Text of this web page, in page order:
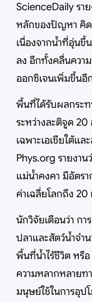
ScienceDaily รา
หลักของปัญหา คิ
เนื่องจากน้ำที่อุ่นขึ้
ลง อีกทั้งคลื่นควา
ออกซิเจนเพิ่มขึ้นอี
พื้นที่ได้รับผลกระ
ระหว่างละติจูด 20
เฉพาะเอเชียใต้แ
Phys.org รายงาน
แม่น้ำคงคา มีอัตร
ค่าเฉลี่ยโลกถึง 20
นักวิจัยเตือนว่า กา
ปลาและสัตว์น้ำจำ
พื้นที่น้ำไร้ชีวิต หรือ
ความหลากหลาย
มนุษย์ใช้ในการอุป